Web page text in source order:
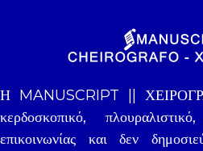
Η MANUSCRIPT ||
κερδοσκοπικό,
επικοινωνίας και δεν